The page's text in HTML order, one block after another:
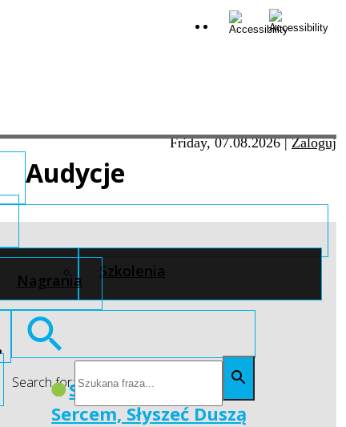
Friday, 07.08.2026|Zaloguj
Szkolenia
Nagrania
Search for:
Audycje
Siła Pasji – Widzieć
Sercem, Słyszeć Duszą